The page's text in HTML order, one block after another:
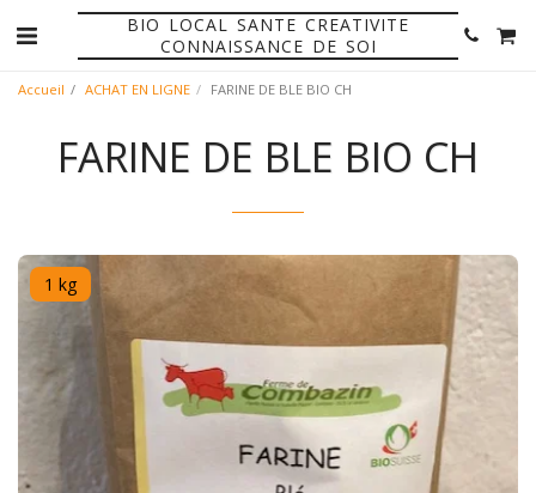
BIO LOCAL SANTE CREATIVITE
CONNAISSANCE DE SOI
Accueil ACHAT EN LIGNE FARINE DE BLE BIO CH
FARINE DE BLE BIO CH
1 kg